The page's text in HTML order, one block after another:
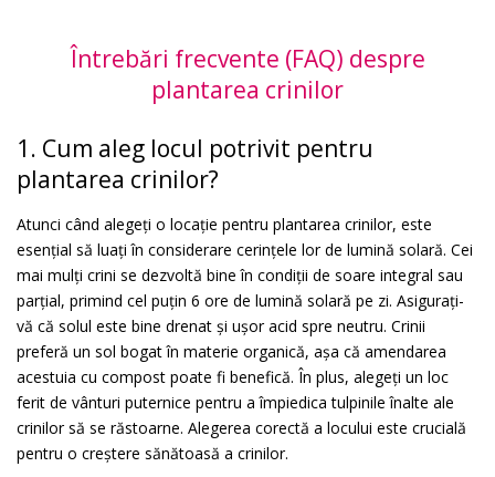
Întrebări frecvente (FAQ) despre
plantarea crinilor
1. Cum aleg locul potrivit pentru
plantarea crinilor?
Atunci când alegeți o locație pentru plantarea crinilor, este
esențial să luați în considerare cerințele lor de lumină solară. Cei
mai mulți crini se dezvoltă bine în condiții de soare integral sau
parțial, primind cel puțin 6 ore de lumină solară pe zi. Asigurați-
vă că solul este bine drenat și ușor acid spre neutru. Crinii
preferă un sol bogat în materie organică, așa că amendarea
acestuia cu compost poate fi benefică. În plus, alegeți un loc
ferit de vânturi puternice pentru a împiedica tulpinile înalte ale
crinilor să se răstoarne. Alegerea corectă a locului este crucială
pentru o creștere sănătoasă a crinilor.